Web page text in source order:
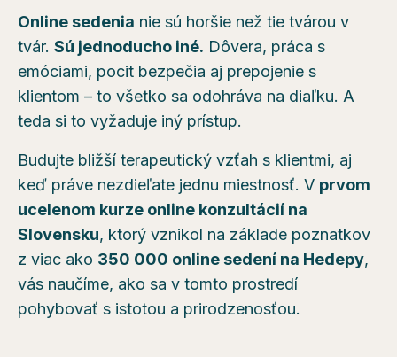
Online sedenia nie sú horšie než tie tvárou v
tvár. Sú jednoducho iné. Dôvera, práca s
emóciami, pocit bezpečia aj prepojenie s
klientom – to všetko sa odohráva na diaľku. A
teda si to vyžaduje iný prístup.
Budujte bližší terapeutický vzťah s klientmi, aj
keď práve nezdieľate jednu miestnosť. V prvom
ucelenom kurze online konzultácií na
Slovensku, ktorý vznikol na základe poznatkov
z viac ako 350 000 online sedení na Hedepy,
vás naučíme, ako sa v tomto prostredí
pohybovať s istotou a prirodzenosťou.